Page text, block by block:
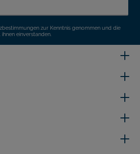
zur Kenntnis genommen und die
einverstanden.